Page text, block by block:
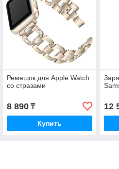
Ремешок для Apple Watch
со стразами
8 890₸
Купить
12